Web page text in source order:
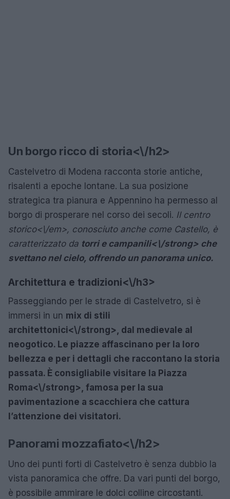
Un borgo ricco di storia<\/h2>
Castelvetro di Modena racconta storie antiche,
risalenti a epoche lontane. La sua posizione
strategica tra pianura e Appennino ha permesso al
borgo di prosperare nel corso dei secoli. Il centro
storico<\/em>, conosciuto anche come Castello, è
caratterizzato da torri e campanili<\/strong> che
svettano nel cielo, offrendo un panorama unico.
Architettura e tradizioni<\/h3>
Passeggiando per le strade di Castelvetro, si è
immersi in un mix di stili
architettonici<\/strong>, dal medievale al
neogotico. Le piazze affascinano per la loro
bellezza e per i dettagli che raccontano la storia
passata. È consigliabile visitare la Piazza
Roma<\/strong>, famosa per la sua
pavimentazione a scacchiera che cattura
l’attenzione dei visitatori.
Panorami mozzafiato<\/h2>
Uno dei punti forti di Castelvetro è senza dubbio la
vista panoramica che offre. Da vari punti del borgo,
è possibile ammirare le dolci colline circostanti.